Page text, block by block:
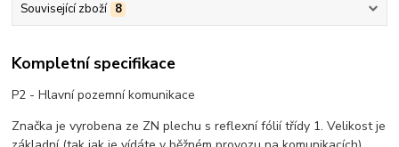
Související zboží 8
Kompletní specifikace
P2 - Hlavní pozemní komunikace
Značka je vyrobena ze ZN plechu s reflexní fólií třídy 1. Velikost je